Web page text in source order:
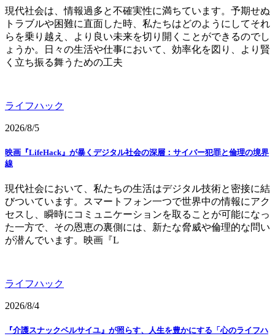
現代社会は、情報過多と不確実性に満ちています。予期せぬ
トラブルや困難に直面した時、私たちはどのようにしてそれ
らを乗り越え、より良い未来を切り開くことができるのでし
ょうか。日々の生活や仕事において、効率化を図り、より賢
く立ち振る舞うための工夫
ライフハック
2026/8/5
映画『LifeHack』が暴くデジタル社会の深層：サイバー犯罪と倫理の境界
線
現代社会において、私たちの生活はデジタル技術と密接に結
びついています。スマートフォン一つで世界中の情報にアク
セスし、瞬時にコミュニケーションを取ることが可能になっ
た一方で、その恩恵の裏側には、新たな脅威や倫理的な問い
が潜んでいます。映画『L
ライフハック
2026/8/4
『介護スナックベルサイユ』が照らす、人生を豊かにする「心のライフハ